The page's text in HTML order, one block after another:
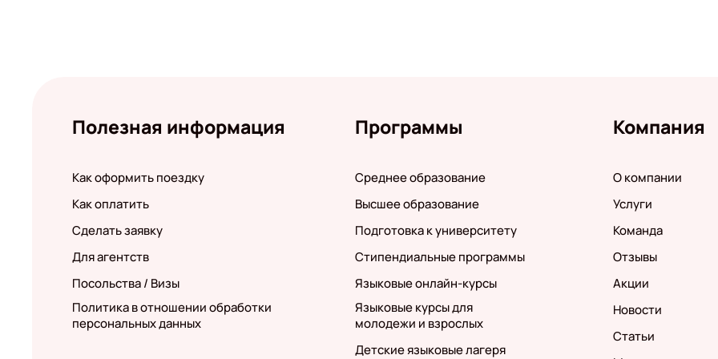
Полезная информация
Как оформить поездку
Как оплатить
Сделать заявку
Для агентств
Посольства / Визы
Политика в отношении обработки
персональных данных
Программы
Среднее образование
Высшее образование
Подготовка к университету
Стипендиальные программы
Языковые онлайн-курсы
Языковые курсы для
молодежи и взрослых
Детские языковые лагеря
Компания
О компании
Услуги
Команда
Отзывы
Акции
Новости
Статьи